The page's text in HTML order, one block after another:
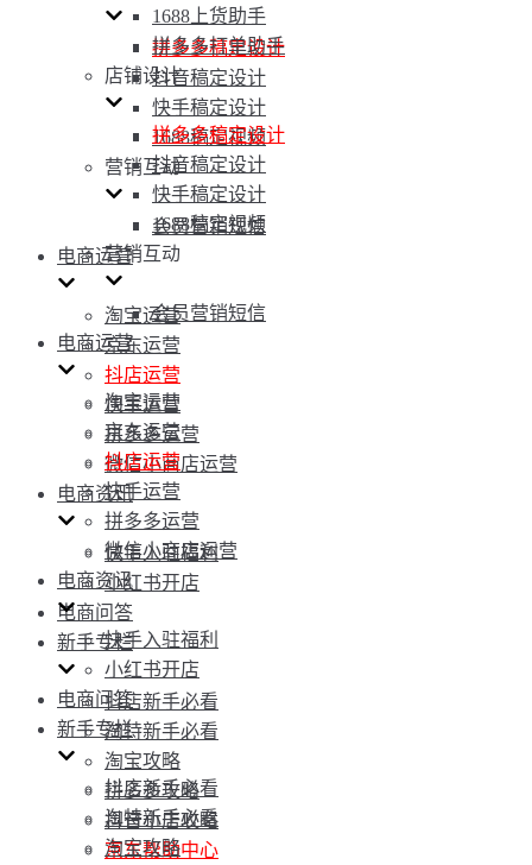
拼多多稿定设计
抖音稿定设计
快手稿定设计
1688稿定视频
营销互动
会员营销短信
电商运营
淘宝运营
京东运营
抖店运营
快手运营
拼多多运营
微信小商店运营
电商资讯
快手入驻福利
小红书开店
电商问答
新手专栏
抖店新手必看
淘特新手必看
淘宝攻略
拼多多攻略
抖音小店攻略
京东帮助中心
1688上货助手
拼多多打单助手
店铺设计
拼多多稿定设计
抖音稿定设计
快手稿定设计
1688稿定视频
营销互动
会员营销短信
电商运营
淘宝运营
京东运营
抖店运营
快手运营
拼多多运营
微信小商店运营
电商资讯
快手入驻福利
小红书开店
电商问答
新手专栏
抖店新手必看
淘特新手必看
淘宝攻略